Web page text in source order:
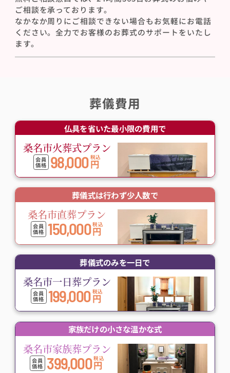
ご相談を承っております。
なかなか周りにご相談できない場合もお気軽にお電話
ください。全力でお客様のお葬式のサポートをいたし
ます。
葬儀費用
仏具を省いた最小限の費用で
桑名市火葬式プラン
会員
価格 98,000 税込
円
葬儀式は行わず少人数で
桑名市直葬プラン
会員
価格 150,000 税込
円
葬儀式のみを一日で
桑名市一日葬プラン
会員
価格 199,000 税込
円
家族だけの小さな温かな式
桑名市家族葬プラン
会員
価格 399,000 税込
円